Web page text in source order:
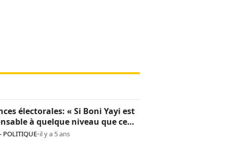
électorales: « Si Boni Yayi est
à quelque niveau que ce
en répondra », Patrice Talon
POLITIQUE•il y a 5 ans